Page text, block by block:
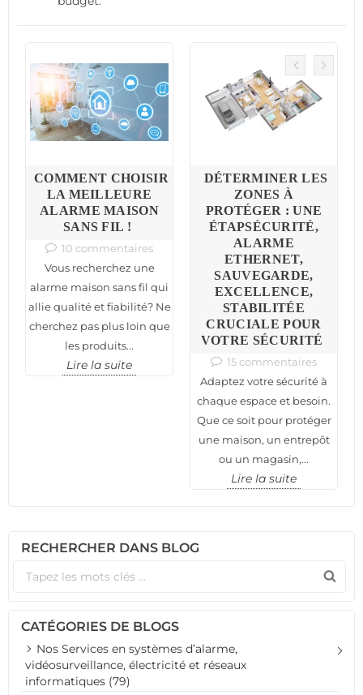
COMMENT CHOISIR
LA MEILLEURE
ALARME MAISON
SANS FIL !
10 commentaires
Vous recherchez une
alarme maison sans fil qui
allie qualité et fiabilité? Ne
cherchez pas plus loin que
les produits...
Lire la suite
DÉTERMINER LES
ZONES À
PROTÉGER : UNE
ÉTAPSÉCURITÉ,
ALARME
ETHERNET,
SAUVEGARDE,
EXCELLENCE,
STABILITÉE
CRUCIALE POUR
VOTRE SÉCURITÉ
15 commentaires
Adaptez votre sécurité à
chaque espace et besoin.
Que ce soit pour protéger
une maison, un entrepôt
ou un magasin,...
Lire la suite
RECHERCHER DANS BLOG
CATÉGORIES DE BLOGS
Nos Services en systèmes d’alarme,
vidéosurveillance, électricité et réseaux
informatiques (79)